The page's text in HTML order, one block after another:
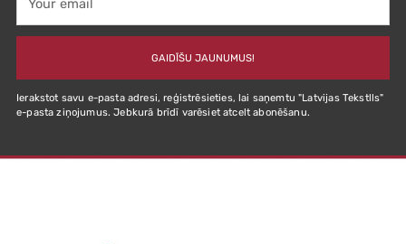
email
GAIDĪŠU JAUNUMUS!
Ierakstot savu e-pasta adresi, reģistrēsieties, lai saņemtu "Latvijas Tekstlls"
e-pasta ziņojumus. Jebkurā brīdī varēsiet atcelt abonēšanu.